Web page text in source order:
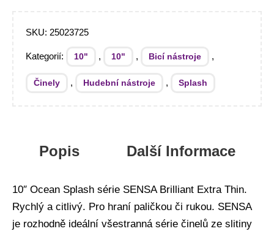
SKU: 25023725
Kategorií: 10" , 10" , Bicí nástroje ,
Činely , Hudební nástroje , Splash
Popis Další Informace
10″ Ocean Splash série SENSA Brilliant Extra Thin.
Rychlý a citlivý. Pro hraní paličkou či rukou. SENSA
je rozhodně ideální všestranná série činelů ze slitiny